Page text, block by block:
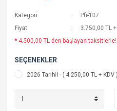
Kategori
Pfi-107
Fiyat
3.750,00 TL
* 4.500,00 TL den başlayan taksitlerle!!
SEÇENEKLER
2026 Tarihli - ( 4.250,00 TL + KDV )